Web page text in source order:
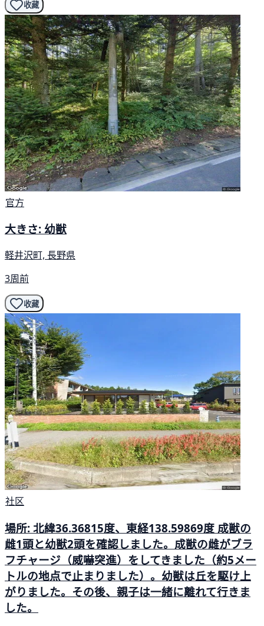
收藏
官方
大きさ: 幼獣
軽井沢町, 長野県
3周前
收藏
社区
場所: 北緯36.36815度、東経138.59869度 成獣の
雌1頭と幼獣2頭を確認しました。成獣の雌がブラ
フチャージ（威嚇突進）をしてきました（約5メー
トルの地点で止まりました）。幼獣は丘を駆け上
がりました。その後、親子は一緒に離れて行きま
した。